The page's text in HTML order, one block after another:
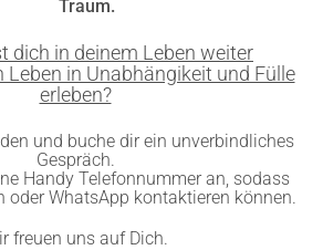
Traum.
dich in deinem Leben weiter
Leben in Unabhängikeit und Fülle
erleben?
und buche dir ein unverbindliches
Gespräch.
Handy Telefonnummer an, sodass
oder WhatsApp kontaktieren können.
freuen uns auf Dich.